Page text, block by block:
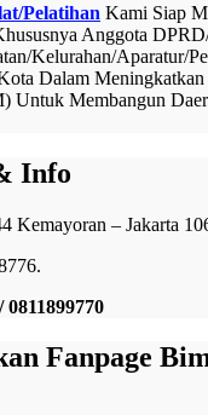
Pelatihan Kami Siap
Anggota
Kelurahan/Aparatur/
Dalam
Untuk Membangun
Info
Kemayoran – Jakarta
0811899770
Fanpage